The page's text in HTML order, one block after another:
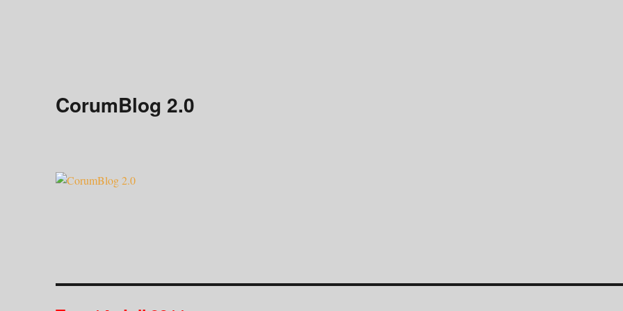
CorumBlog 2.0